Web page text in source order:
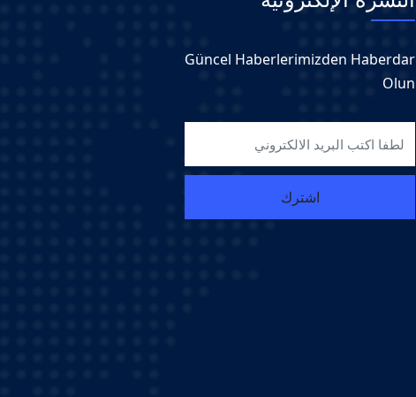
Güncel Haberlerimizden Haberdar
Olun
اشترك